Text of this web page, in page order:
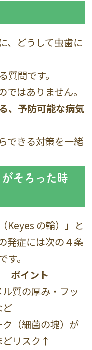
、どうして虫歯に
質問です。
ではありません。
、予防可能な病気
できる対策を一緒
そろった時
Keyes の輪）」と
発症には次の４条
。
ポイント
質の厚み・フッ
ど
ク（細菌の塊）が
どリスク↑